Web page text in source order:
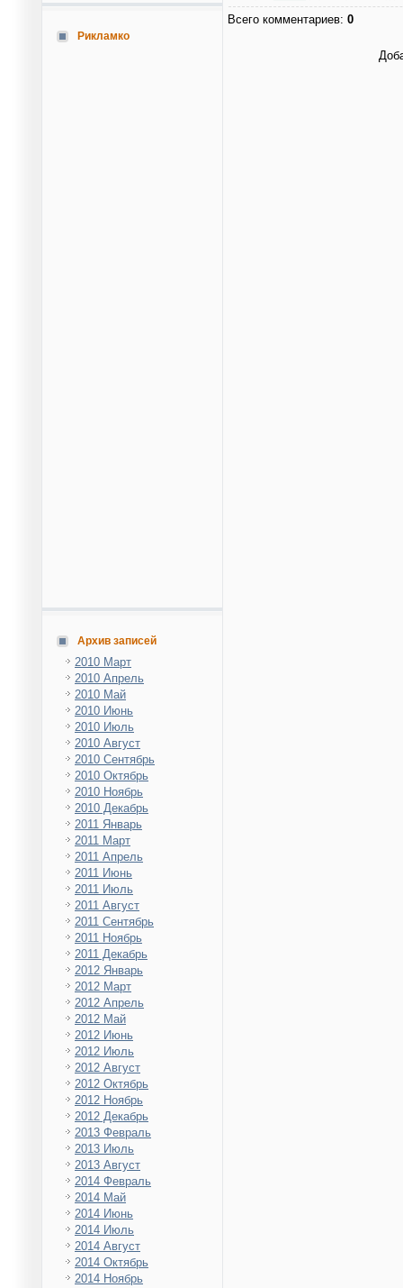
Рикламко
Архив записей
2010 Март
2010 Апрель
2010 Май
2010 Июнь
2010 Июль
2010 Август
2010 Сентябрь
2010 Октябрь
2010 Ноябрь
2010 Декабрь
2011 Январь
2011 Март
2011 Апрель
2011 Июнь
2011 Июль
2011 Август
2011 Сентябрь
2011 Ноябрь
2011 Декабрь
2012 Январь
2012 Март
2012 Апрель
2012 Май
2012 Июнь
2012 Июль
2012 Август
2012 Октябрь
2012 Ноябрь
2012 Декабрь
2013 Февраль
2013 Июль
2013 Август
2014 Февраль
2014 Май
2014 Июнь
2014 Июль
2014 Август
2014 Октябрь
2014 Ноябрь
Всего комментариев: 0